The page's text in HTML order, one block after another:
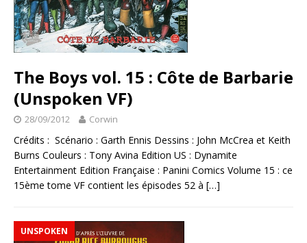
The Boys vol. 15 : Côte de Barbarie
(Unspoken VF)
28/09/2012 Corwin
Crédits : Scénario : Garth Ennis Dessins : John McCrea et Keith
Burns Couleurs : Tony Avina Edition US : Dynamite
Entertainment Edition Française : Panini Comics Volume 15 : ce
15ème tome VF contient les épisodes 52 à […]
UNSPOKEN